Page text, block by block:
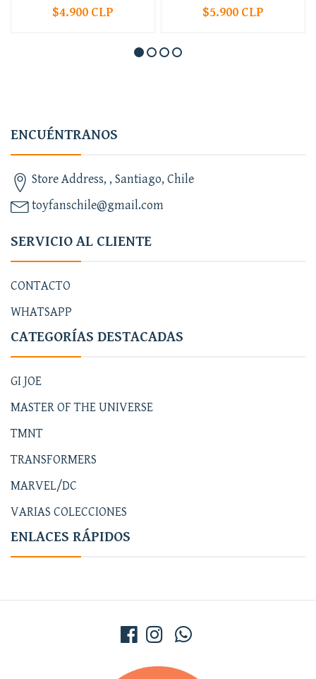
$4.900 CLP $5.900 CLP
ENCUÉNTRANOS
Store Address, , Santiago, Chile
toyfanschile@gmail.com
SERVICIO AL CLIENTE
CONTACTO
WHATSAPP
CATEGORÍAS DESTACADAS
GI JOE
MASTER OF THE UNIVERSE
TMNT
TRANSFORMERS
MARVEL/DC
VARIAS COLECCIONES
ENLACES RÁPIDOS